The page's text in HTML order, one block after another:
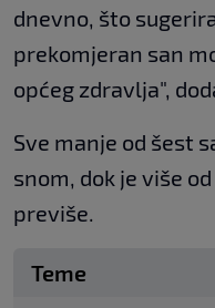
dnevno, što
prekomjeran san
općeg zdravlja",
Sve manje od šest
snom, dok je više
previše.
Teme